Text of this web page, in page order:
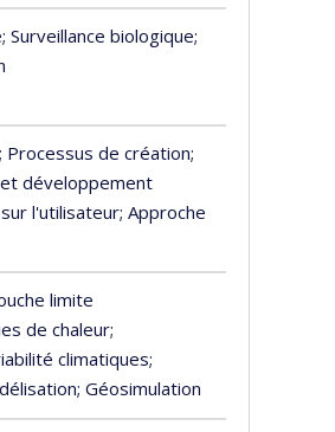
; Surveillance biologique;
; Processus de création;
développement
l'utilisateur; Approche
limite
de chaleur;
climatiques;
; Géosimulation